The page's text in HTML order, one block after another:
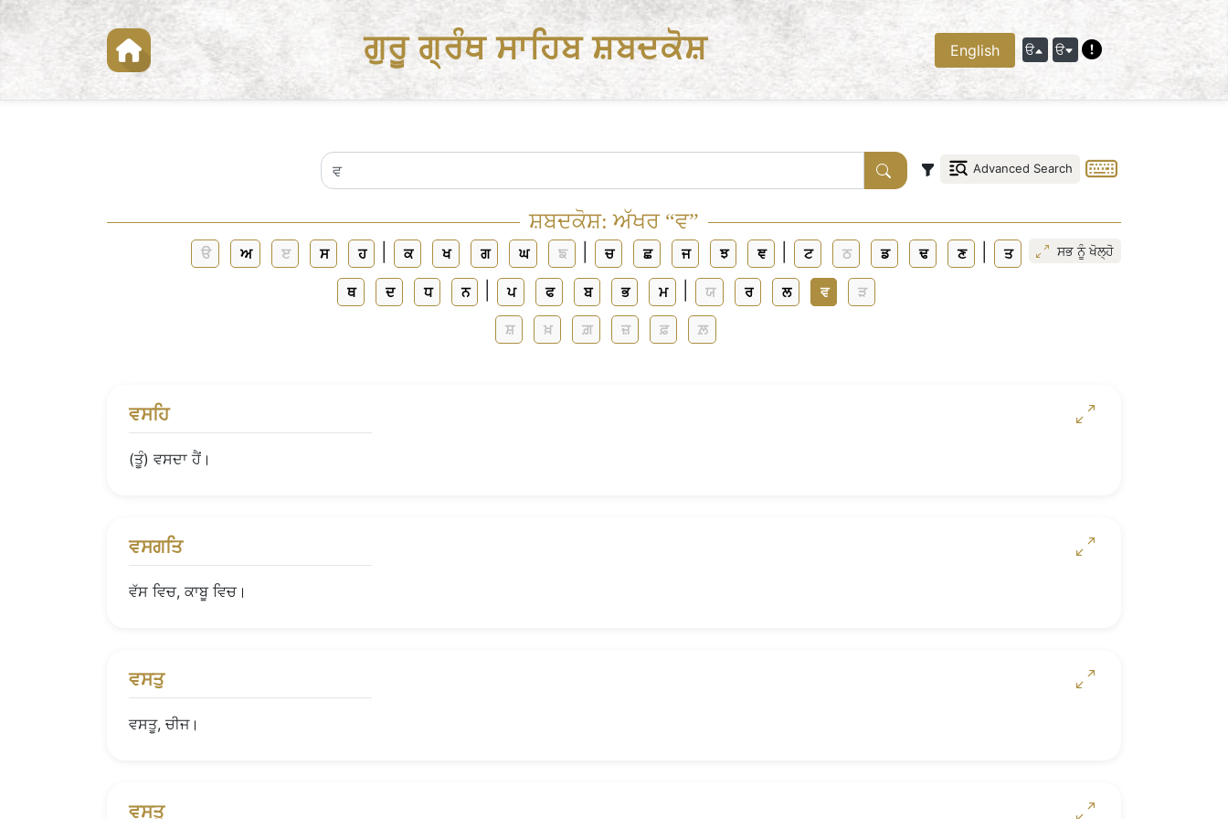
ਗੁਰੂ ਗ੍ਰੰਥ ਸਾਹਿਬ ਸ਼ਬਦਕੋਸ਼ English ੳ ੳ
Advanced Search
ਸ਼ਬਦਕੋਸ਼: ਅੱਖਰ “ਵ”
ੳ ਅ ੲ ਸ ਹ ਕ ਖ ਗ ਘ ਙ ਚ ਛ ਜ ਝ ਞ ਟ ਠ ਡ ਢ ਣ ਤ
ਥ ਦ ਧ ਨ ਪ ਫ ਬ ਭ ਮ ਯ ਰ ਲ ਵ ੜ
ਸ਼ ਖ਼ ਗ਼ ਜ਼ ਫ਼ ਲ਼
ਸਭ ਨੂੰ ਖੋਲ੍ਹੋ
ਵਸਹਿ
(ਤੂੰ) ਵਸਦਾ ਹੈਂ।
ਵਸਗਤਿ
ਵੱਸ ਵਿਚ, ਕਾਬੂ ਵਿਚ।
ਵਸਤੁ
ਵਸਤੂ, ਚੀਜ।
ਵਸਤੂ